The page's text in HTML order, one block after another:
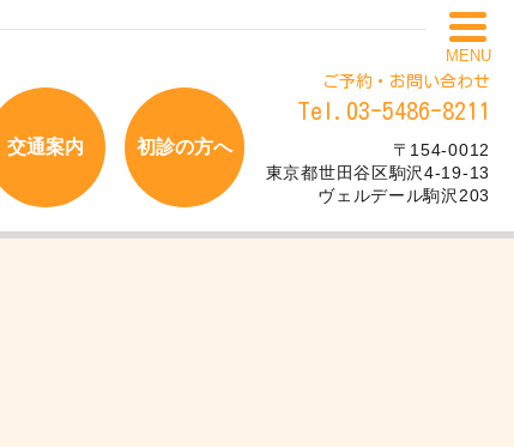
交通案内 初診の方へ
MENU
ご予約・お問い合わせ
Tel.03-5486-8211
〒154-0012
東京都世田谷区駒沢4-19-13
ヴェルデール駒沢203